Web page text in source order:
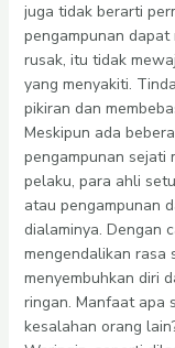
juga tidak berarti
pengampunan dapat
rusak, itu tidak
yang menyakiti.
pikiran dan
Meskipun ada
pengampunan sejati
pelaku, para ahli
atau pengampunan
dialaminya. Dengan
mengendalikan rasa
menyembuhkan diri
ringan. Manfaat apa
kesalahan orang